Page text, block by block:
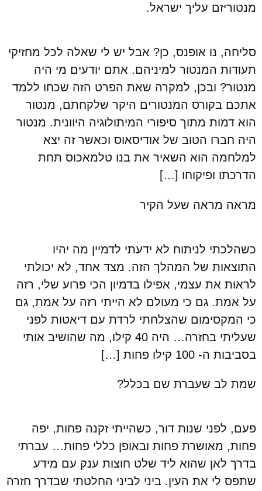
מנטוריזם עליך ישראל.
סליחה, נו אופנס, כן? אבל יש לי שאלה לכל מחזיקי
תעודות המנטור למיניהם. אתם יודעים מי היה
מנטור? ובכן, למקרה שאת הפרט הזה שכחו ללמד
אתכם בקורס המנטורים היקר שלקחתם, מנטור
הוא דמות מתוך סיפורי המיתולוגיה היוונית. מנטור
היה חברו הטוב של אודיסאוס וכאשר זה יצא
למלחמה הוא השאיר את בנו טלמאכוס תחת
הדרכתו ופיקוחו […]
מראה מראה שעל הקיר
כשהלכתי לניתוח לא ידעתי לדמיין מה יהיו
התוצאות של המהלך הזה. מצד אחד, לא יכולתי
לראות את עצמי, אפילו בדמיון הכי פרוע שלי, רזה
על אמת. גם כי מעולם לא הייתי רזה על אמת, גם
כי המקסימום שהצלחתי לרדת עם דיאטות לפני
שעליתי בחזרה… היה 40 קילו, מה שהושיב אותי
בסביבות ה- 100 קילו פחות […]
שמת לב שעברת שם בכלל?
פעם, לפני שנות דור, כשהייתי זקנה פחות, יפה
פחות, מאושרת פחות ובאופן כללי פחות… עברתי
בדרך לאן שהוא ליד שלט חוצות ענק עם מידע
שתפס לי את העין. ביני לביני החלטתי שבדרך חזרה